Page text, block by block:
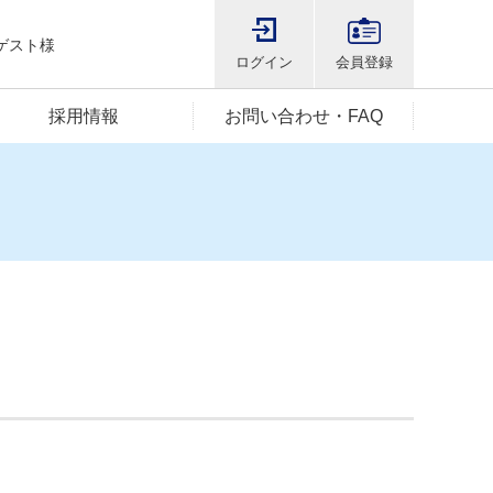
スト様
ログイン 会員登録
採用情報 お問い合わせ・FAQ